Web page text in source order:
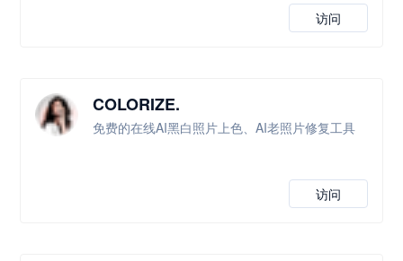
访问
COLORIZE.
免费的在线AI黑白照片上色、AI老照片修复工具
访问